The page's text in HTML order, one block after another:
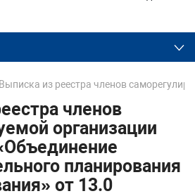
Выписка из реестра членов
членов
организации
планирования
от 13.0